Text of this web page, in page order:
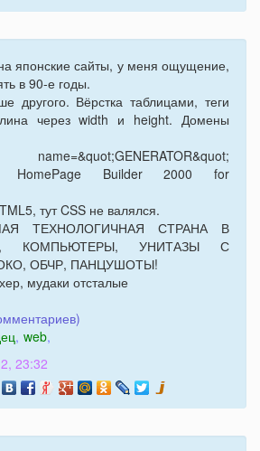
японские сайты, у меня ощущение,
в 90-е годы.
другого. Вёрстка таблицами, теги
через width и height. Домены
HomePage Builder 2000 for
тут CSS не валялся.
ТЕХНОЛОГИЧНАЯ СТРАНА В
КОМПЬЮТЕРЫ, УНИТАЗЫ С
ОБЧР, ПАНЦУШОТЫ!
мудаки отсталые
, web,
23:32